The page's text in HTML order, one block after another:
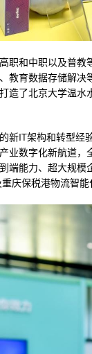
职和中职以及普
教育数据存储解
造了北京大学温
新IT架构和转型
业数字化新航道
端能力、超大规
庆保税港物流智能